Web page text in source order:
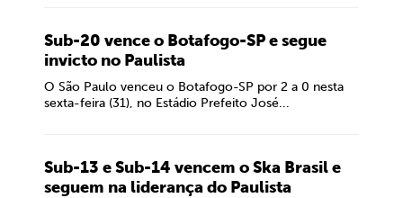
Sub-20 vence o Botafogo-SP e segue
invicto no Paulista
O São Paulo venceu o Botafogo-SP por 2 a 0 nesta
sexta-feira (31), no Estádio Prefeito José...
Sub-13 e Sub-14 vencem o Ska Brasil e
seguem na liderança do Paulista